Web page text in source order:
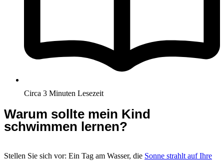
Circa 3 Minuten Lesezeit
Warum sollte mein Kind
schwimmen lernen?
Stellen Sie sich vor: Ein Tag am Wasser, die Sonne strahlt auf Ihre